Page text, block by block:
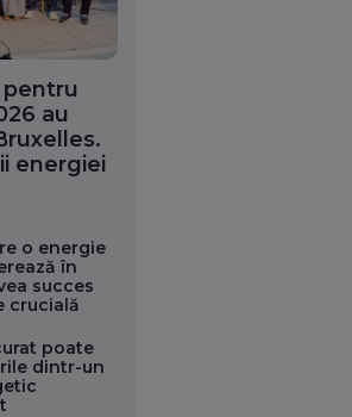
pentru
au
energiei
o energie
în
succes
crucială
poate
dintr-un